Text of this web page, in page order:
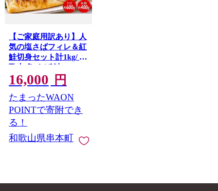
【ご家庭用訳あり】人
気の塩さばフィレ＆紅
鮭切身セット計1kg/ 和
歌山 魚 さば 鮭
【uot796C】
16,000 円
たまったWAON
POINTで寄附でき
る！
和歌山県串本町